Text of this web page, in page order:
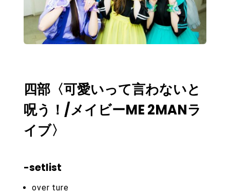
四部〈可愛いって言わないと
呪う！/メイビーME 2MANラ
イブ〉
-setlist
over ture